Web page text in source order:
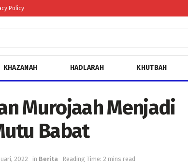
Policy
KHAZANAH HADLARAH KHUTBAH
Murojaah Menjadi
Babat
2022 in Berita Reading Time: 2 mins read